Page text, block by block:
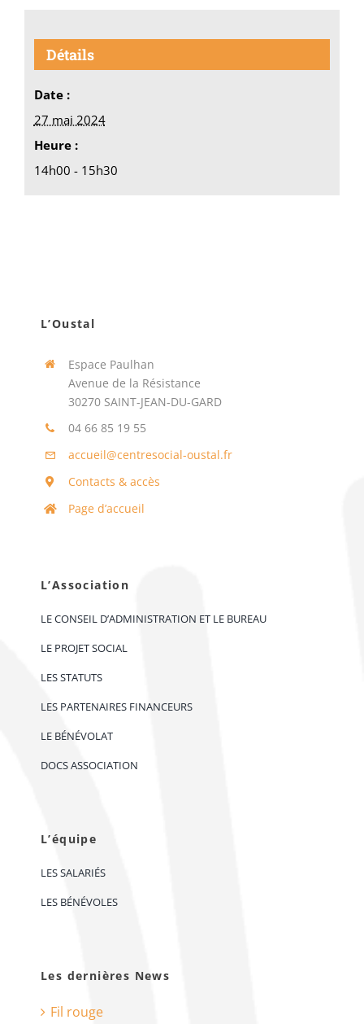
Détails
Date :
27 mai 2024
Heure :
14h00 - 15h30
L’Oustal
Espace Paulhan
Avenue de la Résistance
30270 SAINT-JEAN-DU-GARD
04 66 85 19 55
accueil@centresocial-oustal.fr
Contacts & accès
Page d’accueil
L’Association
LE CONSEIL D’ADMINISTRATION ET LE BUREAU
LE PROJET SOCIAL
LES STATUTS
LES PARTENAIRES FINANCEURS
LE BÉNÉVOLAT
DOCS ASSOCIATION
L’équipe
LES SALARIÉS
LES BÉNÉVOLES
Les dernières News
Fil rouge